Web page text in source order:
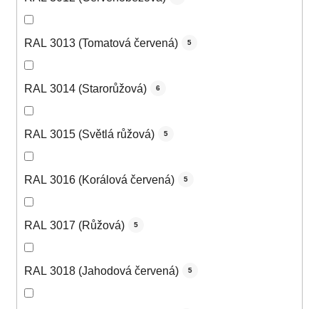
RAL 3013 (Tomatová červená) 5
RAL 3014 (Starorůžová) 6
RAL 3015 (Světlá růžová) 5
RAL 3016 (Korálová červená) 5
RAL 3017 (Růžová) 5
RAL 3018 (Jahodová červená) 5